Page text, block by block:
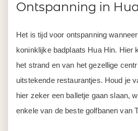
Ontspanning in
Het is tijd voor ontspanning
koninklijke badplaats Hua Hin. Hier
het strand en van het gezellige
uitstekende restaurantjes. Houd je
hier zeker een balletje gaan slaan,
enkele van de beste golfbanen van